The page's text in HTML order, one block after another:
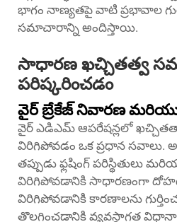
భాగం నాణ్యతపై వాటి ప్రభావాల
సమాచారాన్ని అందిస్తాయి.
సాధారణ ఖచ్చితత్వ
పరిష్కరించడం
వైర్ బ్రేకేజ్ నివారణ
వైర్ ఎడిఎమ్ ఆపరేషన్లలో
విరిగిపోవడం ఒక ప్రధాన సవాలు.
తప్పుడు ఫ్లషింగ్ పరిస్థితులు
విరిగిపోవడానికి సాధారణంగా
విరిగిపోవడానికి కారణాలను
తొలగించడానికి వ్యవస్థాగత